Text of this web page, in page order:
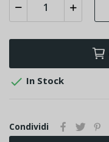
 In Stock
Condividi